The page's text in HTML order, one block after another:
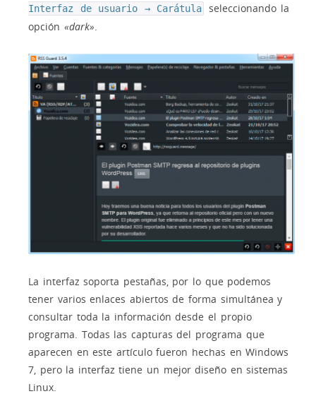
Interfaz de usuario → Carátula
seleccionando la
opción «dark»
La interfaz soporta pestañas, por lo que podemos
tener varios enlaces abiertos de forma simultánea y
consultar toda la información desde el propio
programa. Todas las capturas del programa que
aparecen en este artículo fueron hechas en Windows
7, pero la interfaz tiene un mejor diseño en sistemas
Linux.